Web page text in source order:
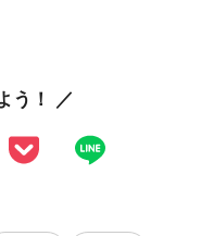
う！ ／